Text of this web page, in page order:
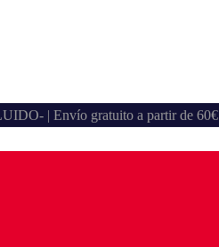
| Envío gratuito a partir de 60€